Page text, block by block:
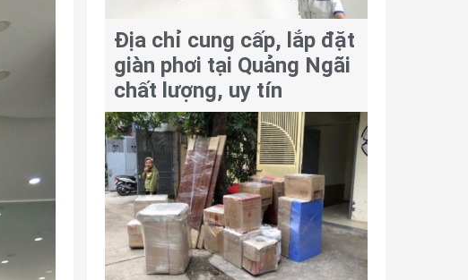
Địa chỉ cung cấp, lắp đặt
giàn phơi tại Quảng Ngãi
chất lượng, uy tín